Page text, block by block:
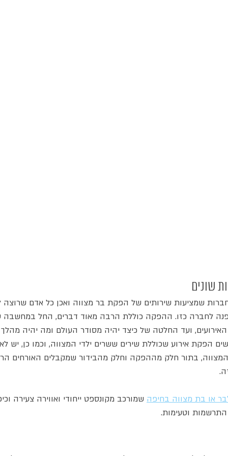
שונים
שמציעות שירותים של הפקת בר מצווה ואכן כל אדם שרוצה
לחברה כזו. ההפקה כוללת הרבה מאוד דברים, החל במחשבה
ועד החלטה של כיצד יהיה מסודר העולם ומה יהיה
הפקת אירוע שכוללת שירים ששרים ילדי המצווה, וכמו כן, יש
בתור חלק מההפקה וחלק מהבידור שמקבלים האורחים
או בת מצווה בחיפה שמורכב מקונספט ייחודי ואווירה צעירה
התרשמות וטעימות.